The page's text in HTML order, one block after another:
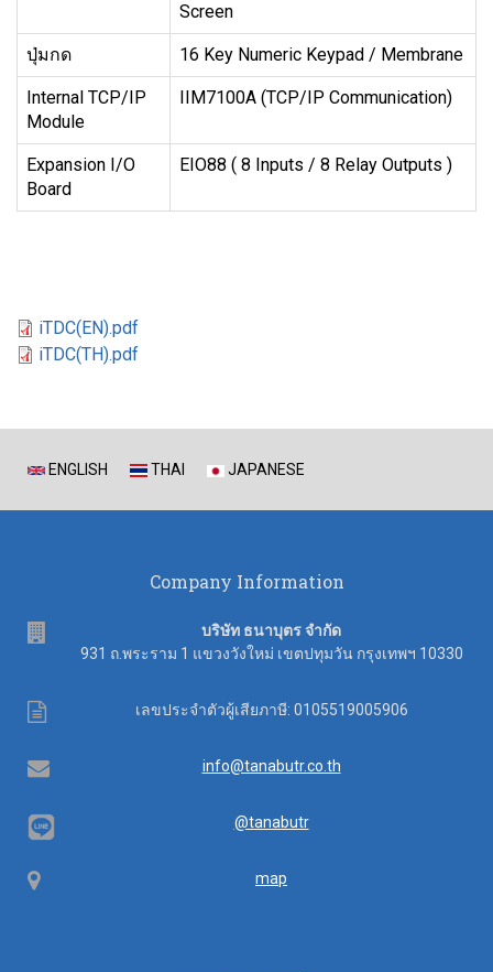
Screen
ปุ่มกด 16 Key Numeric Keypad / Membrane
Internal TCP/IP
Module
IIM7100A (TCP/IP Communication)
Expansion I/O
Board
EIO88 ( 8 Inputs / 8 Relay Outputs )
iTDC(EN).pdf
iTDC(TH).pdf
ENGLISH THAI JAPANESE
Company Information
บริษัท ธนาบุตร จำกัด
931 ถ.พระราม 1 แขวงวังใหม่ เขตปทุมวัน กรุงเทพฯ 10330
Tax
เลขประจำตัวผู้เสียภาษี: 0105519005906
Email info@tanabutr.co.th
@tanabutr
Map map